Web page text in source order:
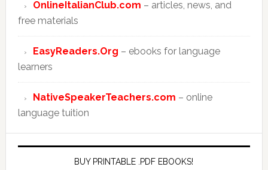
OnlineItalianClub.com – articles, news, and
free materials
EasyReaders.Org – ebooks for language
learners
NativeSpeakerTeachers.com – online
language tuition
BUY PRINTABLE .PDF EBOOKS!